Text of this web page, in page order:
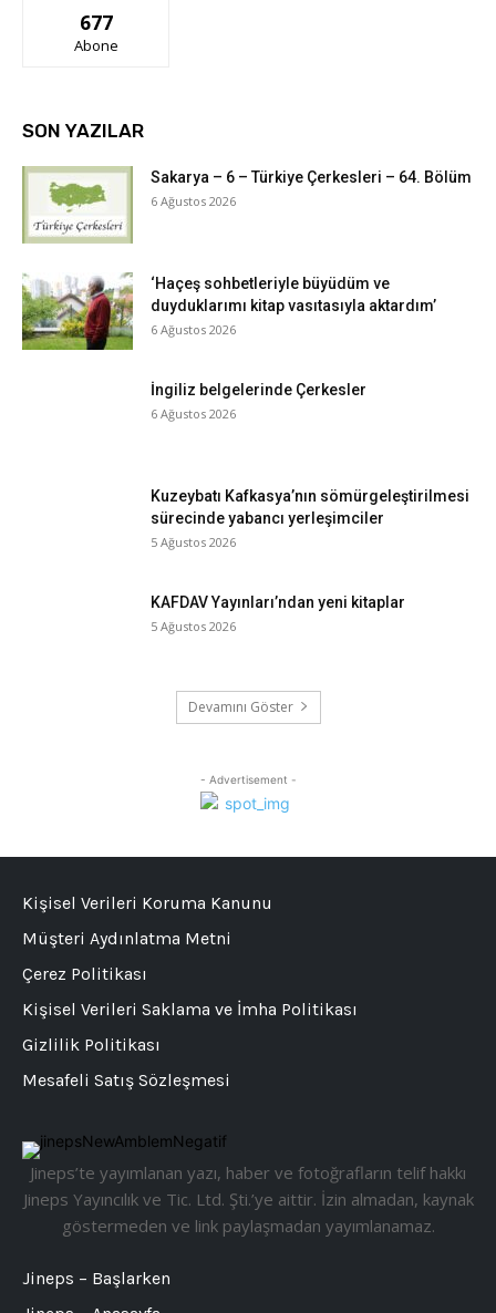
677
Abone
SON YAZILAR
Sakarya – 6 – Türkiye Çerkesleri – 64. Bölüm
6 Ağustos 2026
‘Haçeş sohbetleriyle büyüdüm ve
duyduklarımı kitap vasıtasıyla aktardım’
6 Ağustos 2026
İngiliz belgelerinde Çerkesler
6 Ağustos 2026
Kuzeybatı Kafkasya’nın sömürgeleştirilmesi
sürecinde yabancı yerleşimciler
5 Ağustos 2026
KAFDAV Yayınları’ndan yeni kitaplar
5 Ağustos 2026
Devamını Göster
- Advertisement -
Jineps’te yayımlanan yazı, haber ve fotoğrafların telif hakkı
Jineps Yayıncılık ve Tic. Ltd. Şti.’ye aittir. İzin almadan, kaynak
göstermeden ve link paylaşmadan yayımlanamaz.
Jineps – Başlarken
Kişisel Verileri Koruma Kanunu
Müşteri Aydınlatma Metni
Çerez Politikası
Kişisel Verileri Saklama ve İmha Politikası
Gizlilik Politikası
Mesafeli Satış Sözleşmesi